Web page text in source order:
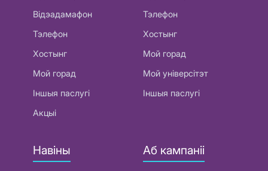
Відэадамафон
Тэлефон
Хостынг
Мой горад
Іншыя паслугі
Акцыі
Тэлефон
Хостынг
Мой горад
Мой універсітэт
Іншыя паслугі
Навіны Аб кампаніі